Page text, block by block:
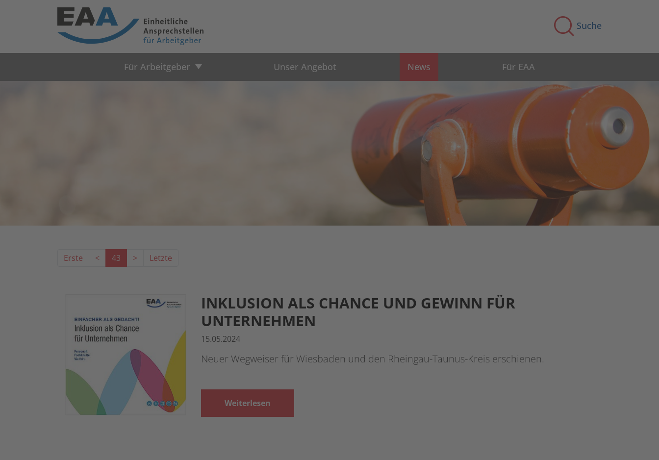
Suche
Für Arbeitgeber Unser Angebot News Für EAA
Erste < 43 > Letzte
INKLUSION ALS CHANCE UND GEWINN FÜR
UNTERNEHMEN
15.05.2024
Neuer Wegweiser für Wiesbaden und den Rheingau-Taunus-Kreis erschienen.
Weiterlesen